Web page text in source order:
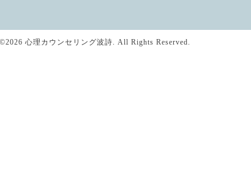
©2026 心理カウンセリング波詩 . All Rights Reserved.